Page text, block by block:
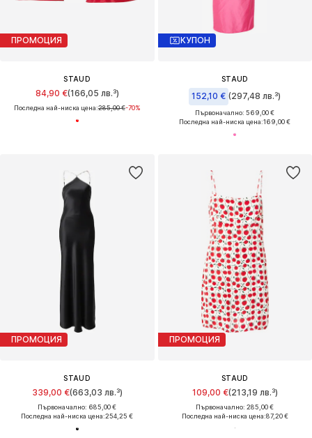
ПРОМОЦИЯ
STAUD
84,90 €(166,05 лв.³)
Последна най-ниска цена:285,00 €-70%
КУПОН
STAUD
152,10 € (297,48 лв.³)
Първоначално: 569,00 €
Последна най-ниска цена:169,00 €
ПРОМОЦИЯ
STAUD
339,00 €(663,03 лв.³)
Първоначално: 685,00 €
Последна най-ниска цена:254,25 €
ПРОМОЦИЯ
STAUD
109,00 €(213,19 лв.³)
Първоначално: 285,00 €
Последна най-ниска цена:87,20 €